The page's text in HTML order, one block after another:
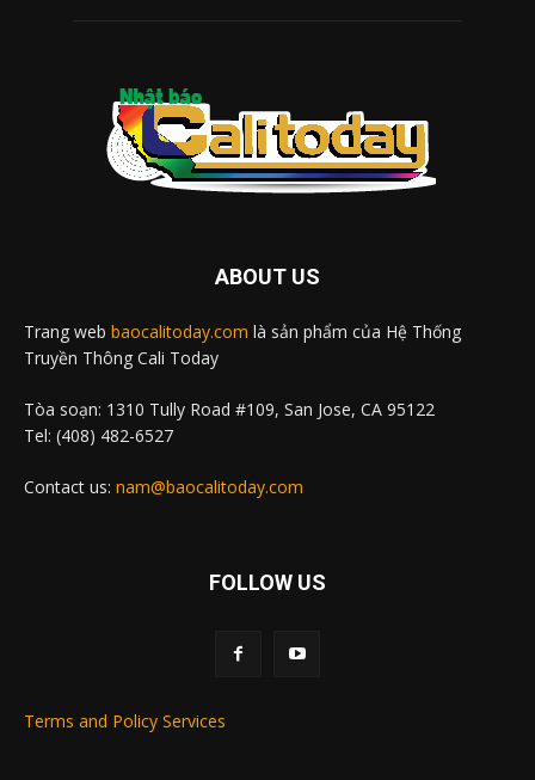
ABOUT US
Trang web baocalitoday.com là sản phẩm của Hệ Thống
Truyền Thông Cali Today
Tòa soạn: 1310 Tully Road #109, San Jose, CA 95122
Tel: (408) 482-6527
Contact us: nam@baocalitoday.com
FOLLOW US
Terms and Policy Services